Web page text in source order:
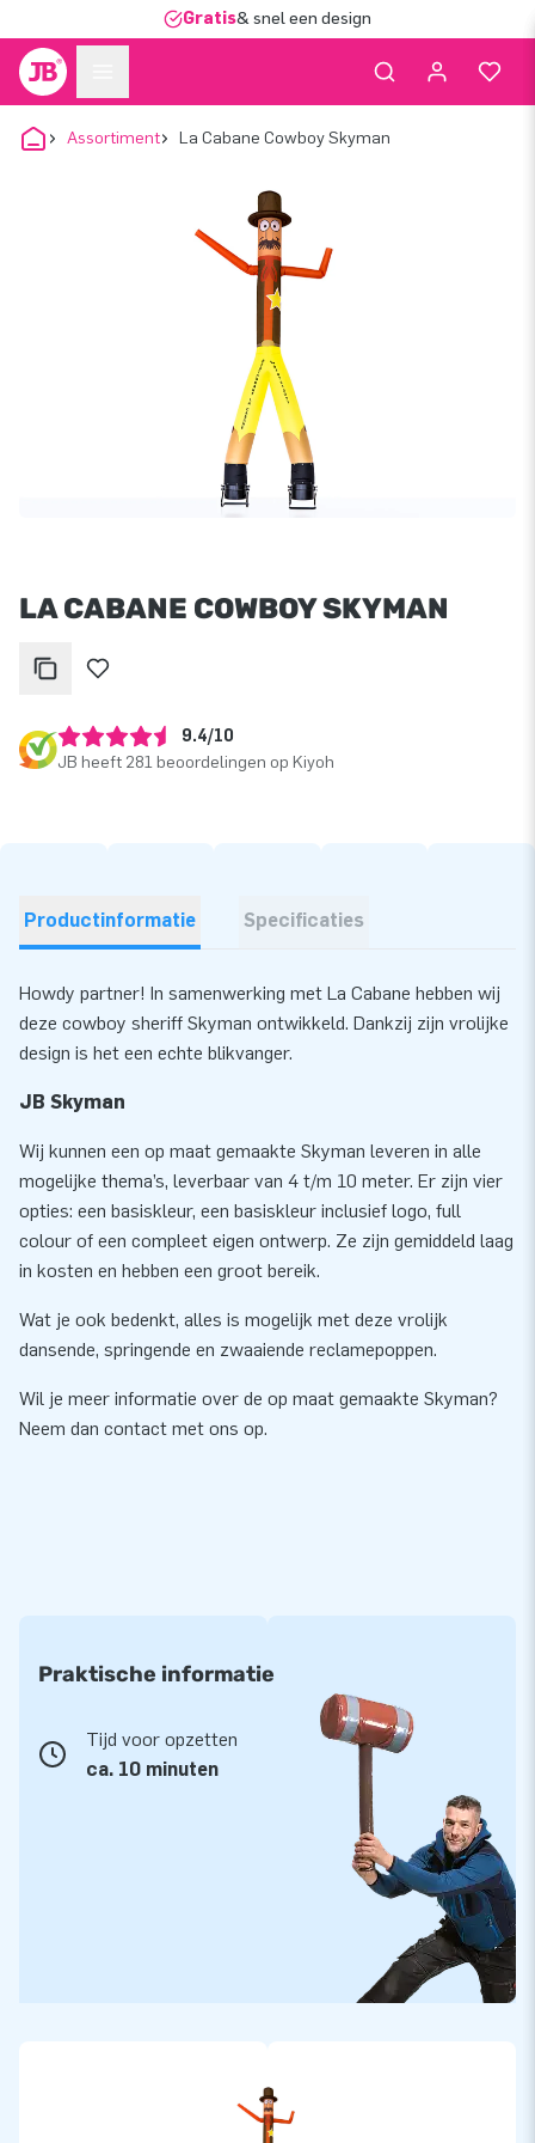
Gratis& snel een design
Assortiment La Cabane Cowboy Skyman
LA CABANE COWBOY SKYMAN
9.4/10
JB heeft 281 beoordelingen op Kiyoh
Productinformatie Specificaties
Howdy partner! In samenwerking met La Cabane hebben wij
deze cowboy sheriff Skyman ontwikkeld. Dankzij zijn vrolijke
design is het een echte blikvanger.
JB Skyman
Wij kunnen een op maat gemaakte Skyman leveren in alle
mogelijke thema’s, leverbaar van 4 t/m 10 meter. Er zijn vier
opties: een basiskleur, een basiskleur inclusief logo, full
colour of een compleet eigen ontwerp. Ze zijn gemiddeld laag
in kosten en hebben een groot bereik.
Wat je ook bedenkt, alles is mogelijk met deze vrolijk
dansende, springende en zwaaiende reclamepoppen.
Wil je meer informatie over de op maat gemaakte Skyman?
Neem dan contact met ons op.
Praktische informatie
Tijd voor opzetten
ca. 10 minuten